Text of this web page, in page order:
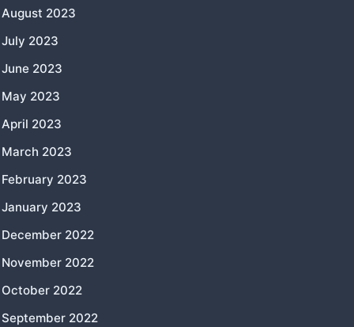
August 2023
July 2023
June 2023
May 2023
April 2023
March 2023
February 2023
January 2023
December 2022
November 2022
October 2022
September 2022